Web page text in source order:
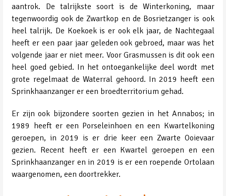
aantrok. De talrijkste soort is de Winterkoning, maar
tegenwoordig ook de Zwartkop en de Bosrietzanger is ook
heel talrijk. De Koekoek is er ook elk jaar, de Nachtegaal
heeft er een paar jaar geleden ook gebroed, maar was het
volgende jaar er niet meer. Voor Grasmussen is dit ook een
heel goed gebied. In het ontoegankelijke deel wordt met
grote regelmaat de Waterral gehoord. In 2019 heeft een
Sprinkhaanzanger er een broedterritorium gehad.
Er zijn ook bijzondere soorten gezien in het Annabos; in
1989 heeft er een Porseleinhoen en een Kwartelkoning
geroepen, in 2019 is er drie keer een Zwarte Ooievaar
gezien. Recent heeft er een Kwartel geroepen en een
Sprinkhaanzanger en in 2019 is er een roepende Ortolaan
waargenomen, een doortrekker.